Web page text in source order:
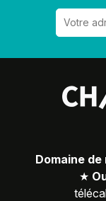
Domaine
★